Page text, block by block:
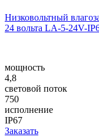
Низковольтный
24 вольта LA-5-24V-
мощность
4,8
световой поток
750
исполнение
IP67
Заказать